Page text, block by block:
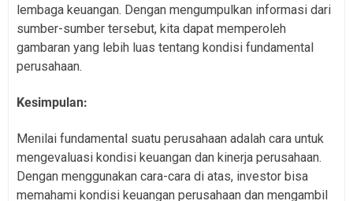
lembaga keuangan. Dengan mengumpulkan informasi dari
sumber-sumber tersebut, kita dapat memperoleh
gambaran yang lebih luas tentang kondisi fundamental
perusahaan.
Kesimpulan:
Menilai fundamental suatu perusahaan adalah cara untuk
mengevaluasi kondisi keuangan dan kinerja perusahaan.
Dengan menggunakan cara-cara di atas, investor bisa
memahami kondisi keuangan perusahaan dan mengambil